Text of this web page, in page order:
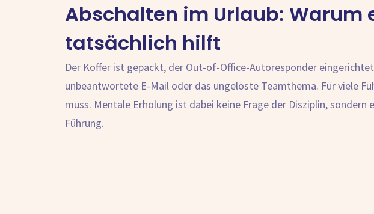
Abschalten im Urlaub: Warum
tatsächlich hilft
Der Koffer ist gepackt, der Out-of-Office-Autoresponder
unbeantwortete E-Mail oder das ungelöste Teamthema. Für viele
muss. Mentale Erholung ist dabei keine Frage der Disziplin,
Führung.